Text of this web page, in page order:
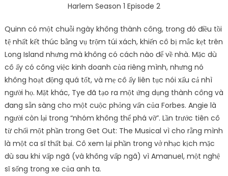
Harlem Season 1 Episode 2
Quinn có một chuỗi ngày không thành công, trong đó điều tồi
tệ nhất kết thúc bằng vụ trộm túi xách, khiến cô bị mắc kẹt trên
Long Island nhưng mà không có cách nào để về nhà. Mặc dù
cô ấy có công việc kinh doanh của riêng mình, nhưng nó
không hoạt động quá tốt, và mẹ cô ấy liên tục nói xấu cả nhì
người họ. Mặt khác, Tye đã tạo ra một ứng dụng thành công và
đang sẵn sàng cho một cuộc phỏng vấn của Forbes. Angie là
người còn lại trong “nhóm không thể phá vỡ”. Lần trước tiên cô
từ chối một phần trong Get Out: The Musical vì cho rằng mình
là một ca sĩ thất bại. Cô xem lại phần trong vở nhạc kịch mặc
dù sau khi vấp ngã (và không vấp ngã) vì Amanuel, một nghệ
sĩ sống trong xe của anh ta.